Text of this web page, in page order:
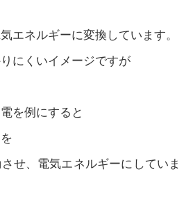
エネルギーに変換しています。
にくいイメージですが
を例にすると
せ、電気エネルギーにしていま